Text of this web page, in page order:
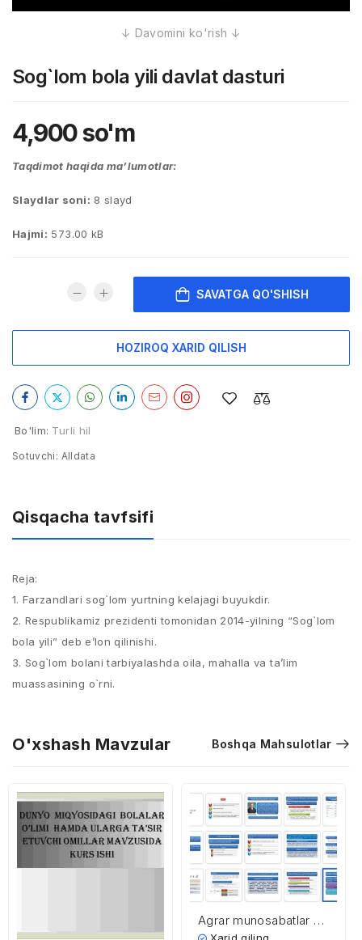
Sog`lom bola yili davlat dasturi
4,900so'm
Taqdimot haqida ma’lumotlar:
Slaydlar soni: 8 slayd
Hajmi: 573.00 kB
SAVATGA QO'SHISH
HOZIROQ XARID QILISH
Bo'lim: Turli hil
Sotuvchi: Alldata
Qisqacha tavfsifi
Reja:
1. Farzandlari sog`lom yurtning kelajagi buyukdir.
2. Respublikamiz prezidenti tomonidan 2014-yilning “Sog`lom
bola yili” deb e’lon qilinishi.
3. Sog`lom bolani tarbiyalashda oila, mahalla va ta’lim
muassasining o`rni.
O'xshash Mavzular Boshqa Mahsulotlar
Agrar munosabatlar va